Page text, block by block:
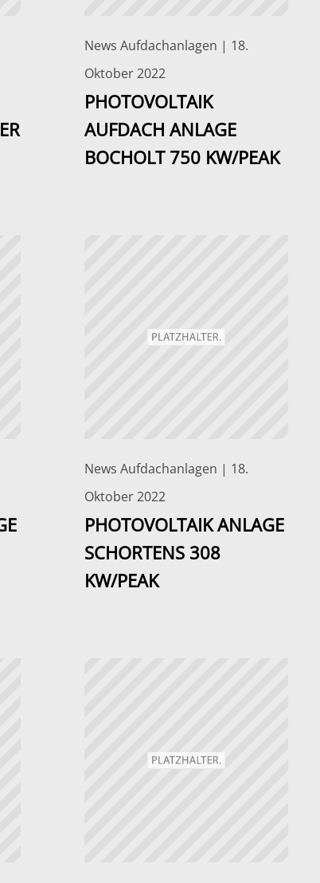
News Aufdachanlagen | 18.
Oktober 2022
PHOTOVOLTAIK
AUFDACH ANLAGE
BOCHOLT 750 KW/PEAK
News Aufdachanlagen | 18.
Oktober 2022
PHOTOVOLTAIK ANLAGE
SCHORTENS 308
KW/PEAK